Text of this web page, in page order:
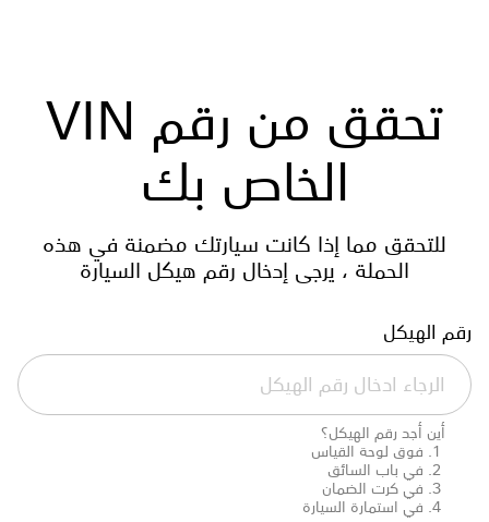
تحقق من رقم VIN
الخاص بك
للتحقق مما إذا كانت سيارتك مضمنة في هذه
الحملة ، يرجى إدخال رقم هيكل السيارة
رقم الهيكل
أين أجد رقم الهيكل؟
فوق لوحة القياس
في باب السائق
في كرت الضمان
في استمارة السيارة